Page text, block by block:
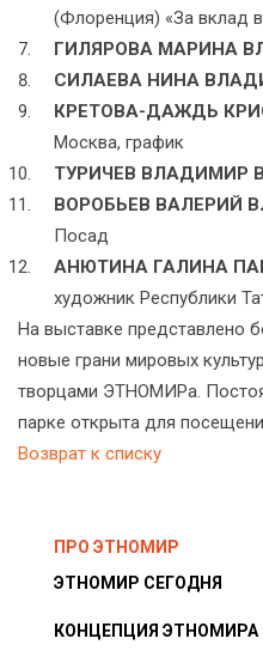
(Флоренция) «За вклад
ГИЛЯРОВА МАРИНА
СИЛАЕВА НИНА
КРЕТОВА-ДАЖДЬ
Москва, график
ТУРИЧЕВ ВЛАДИМИР
ВОРОБЬЕВ ВАЛЕРИЙ
Посад
АНЮТИНА ГАЛИНА
художник Республики
На выставке представлено
новые грани мировых
творцами ЭТНОМИРа.
парке открыта для
Возврат к списку
ПРО ЭТНОМИР
ЭТНОМИР СЕГОДНЯ
КОНЦЕПЦИЯ ЭТНОМИРА